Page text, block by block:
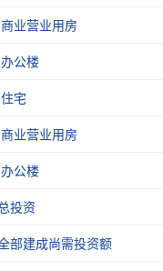
业营业用房
公楼
宅
业营业用房
公楼
投资
部建成尚需投资额